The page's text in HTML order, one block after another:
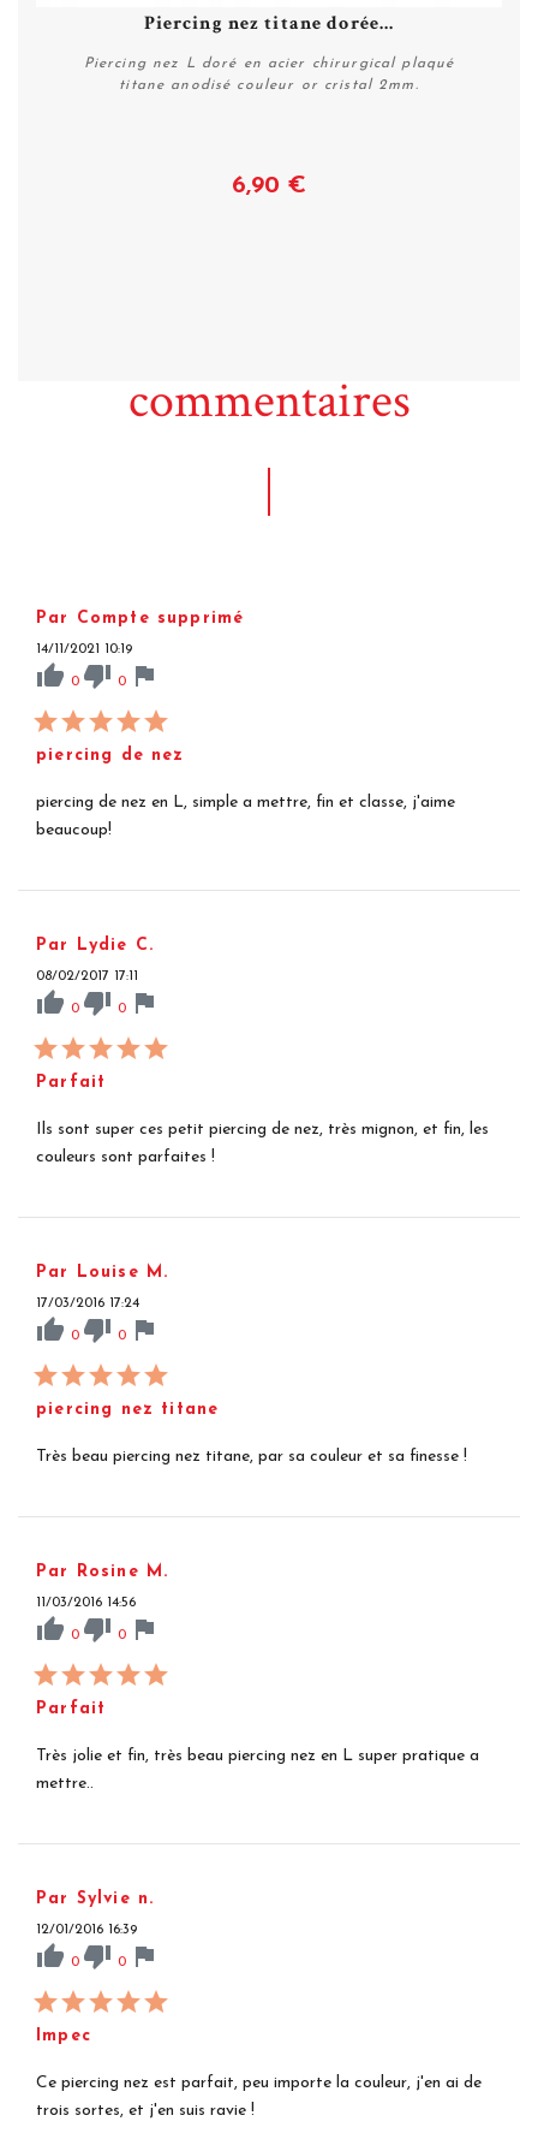
Piercing nez titane dorée...
Piercing nez L doré en acier chirurgical plaqué
titane anodisé couleur or cristal 2mm.
6,90 €
commentaires
Par Compte supprimé
14/11/2021 10:19
thumb_up 0 thumb_down 0 flag
piercing de nez
piercing de nez en L, simple a mettre, fin et classe, j'aime
beaucoup!
Par Lydie C.
08/02/2017 17:11
thumb_up 0 thumb_down 0 flag
Parfait
Ils sont super ces petit piercing de nez, très mignon, et fin, les
couleurs sont parfaites !
Par Louise M.
17/03/2016 17:24
thumb_up 0 thumb_down 0 flag
piercing nez titane
Très beau piercing nez titane, par sa couleur et sa finesse !
Par Rosine M.
11/03/2016 14:56
thumb_up 0 thumb_down 0 flag
Parfait
Très jolie et fin, très beau piercing nez en L super pratique a
mettre..
Par Sylvie n.
12/01/2016 16:39
thumb_up 0 thumb_down 0 flag
Impec
Ce piercing nez est parfait, peu importe la couleur, j'en ai de
trois sortes, et j'en suis ravie !